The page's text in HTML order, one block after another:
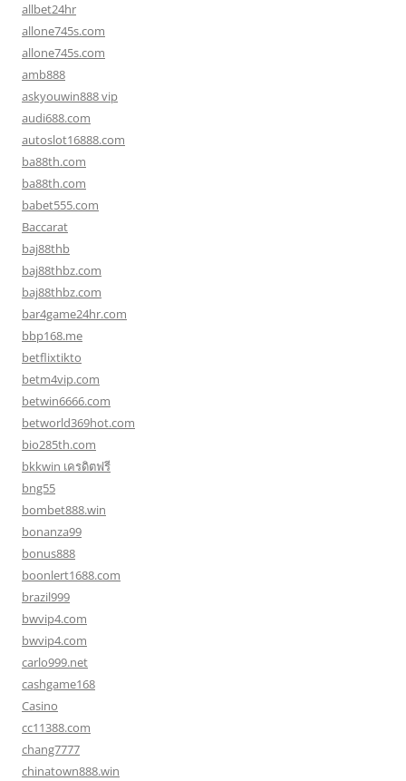
allbet24hr
allone745s.com
allone745s.com
amb888
askyouwin888 vip
audi688.com
autoslot16888.com
ba88th.com
ba88th.com
babet555.com
Baccarat
baj88thb
baj88thbz.com
baj88thbz.com
bar4game24hr.com
bbp168.me
betflixtikto
betm4vip.com
betwin6666.com
betworld369hot.com
bio285th.com
bkkwin เครดิตฟรี
bng55
bombet888.win
bonanza99
bonus888
boonlert1688.com
brazil999
bwvip4.com
bwvip4.com
carlo999.net
cashgame168
Casino
cc11388.com
chang7777
chinatown888.win